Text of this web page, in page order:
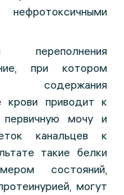
нефротоксичными
переполнения
при котором
содержания
крови приводит к
мочу и
канальцев к
такие белки
состояний,
могут